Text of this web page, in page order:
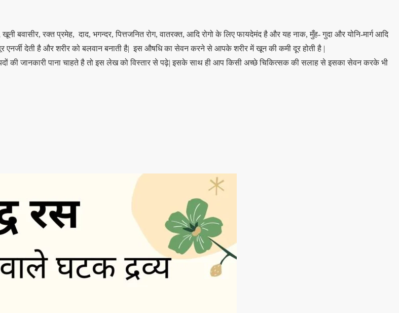
बवासीर, रक्त प्रमेह, दाद, भगन्दर, पित्तजनित रोग, वातरक्त, आदि रोगो के लिए फायदेमंद है और यह नाक, मुँह- गुदा और योनि-मार्ग आदि
देती है और शरीर को बलवान बनाती है| इस औषधि का सेवन करने से आपके शरीर में खून की कमी दूर होती है |
जानकारी पाना चाहते है तो इस लेख को विस्तार से पढ़े| इसके साथ ही आप किसी अच्छे चिकित्सक की सलाह से इसका सेवन करके भी